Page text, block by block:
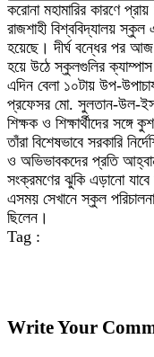
করোনা মহামারির কারণে
রাজশাহী বিশ্ববিদ্যালয়
হয়েছে। দীর্ঘ বন্ধের পর আজ
হয়ে উঠে স্কুলগুলির
এদিন বেলা ১০টায় উপ-
প্রফেসর মো. সুলতান-উল-
শিক্ষক ও শিক্ষার্থীদের সঙ্গে
তাঁরা বিশেষভাবে সরকারি
ও অভিভাবকদের প্রতি
সংক্রমণের ঝুকি এড়ানো
এসময় সেখানে স্কুল
ছিলেন।
Tag :
Write Your